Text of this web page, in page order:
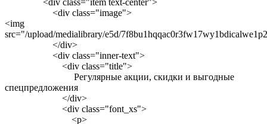
<div class="item text-center">
<div class="image">
<img
src="/upload/medialibrary/e5d/
</div>
<div class="inner-text">
<div class="title">
Регулярные акции, скидки и выгодные
спецпредложения
</div>
<div class="font_xs">
<p>